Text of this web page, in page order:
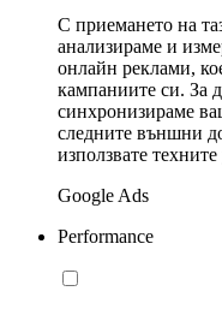
С приемането на
анализираме и
онлайн реклами,
кампаниите си. За
синхронизираме
следните външни
използвате
Google Ads
Performance